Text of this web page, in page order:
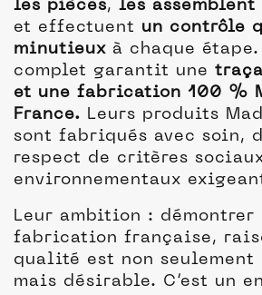
les pièces, les assemblent
et effectuent un contrôle
minutieux à chaque
complet garantit une
et une fabrication 100 %
France. Leurs produits
sont fabriqués avec soin,
respect de critères
environnementaux
Leur ambition : démontrer
fabrication française,
qualité est non seulement
mais désirable. C’est un